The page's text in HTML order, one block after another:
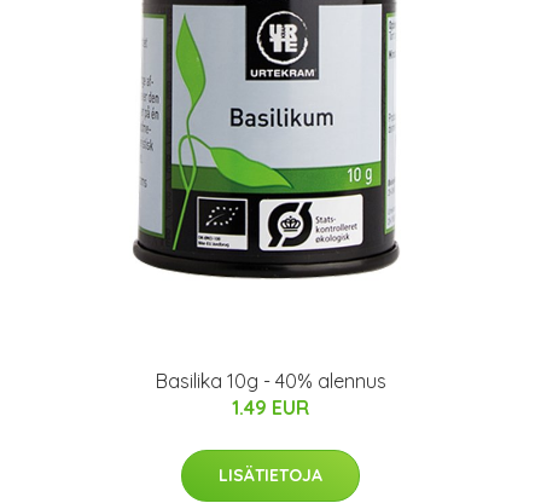
Basilika 10g - 40% alennus
1.49 EUR
LISÄTIETOJA